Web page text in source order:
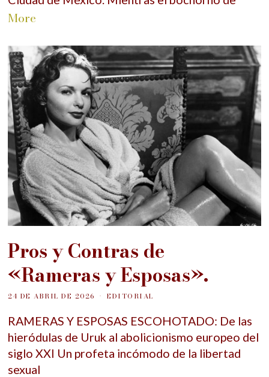
More
Pros y Contras de
«Rameras y Esposas».
24 DE ABRIL DE 2026 EDITORIAL
RAMERAS Y ESPOSAS ESCOHOTADO: De las
hieródulas de Uruk al abolicionismo europeo del
siglo XXI Un profeta incómodo de la libertad
sexual